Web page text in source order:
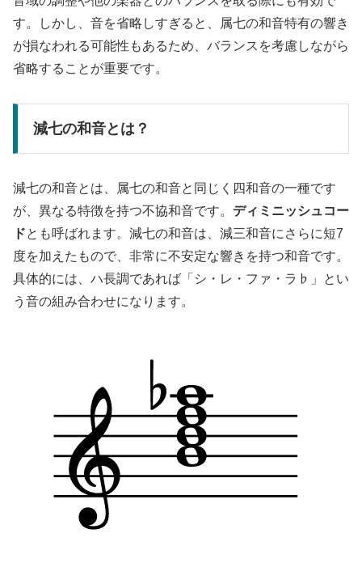
す。しかし、音を省略しすぎると、属七の和音特有の響き
が損なわれる可能性もあるため、バランスを考慮しながら
省略することが重要です。
減七の和音とは？
減七の和音とは、属七の和音と同じく四和音の一種です
が、異なる特徴を持つ不協和音です。 ディミニッシュコー
ドとも呼ばれます。減七の和音は、減三和音にさらに短7
度を加えたもので、非常に不安定な響きを持つ和音です。
具体的には、ハ長調であれば「シ・レ・ファ・ラ♭」とい
う音の組み合わせになります。